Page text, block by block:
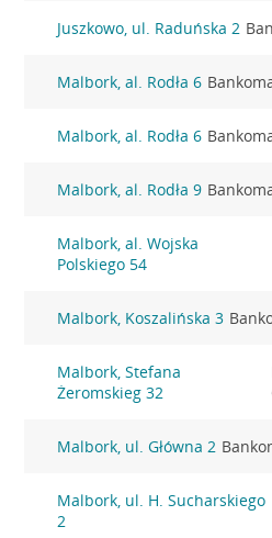
Juszkowo, ul. Raduńska 2
Malbork, al. Rodła 6
Malbork, al. Rodła 6
Malbork, al. Rodła 9
Malbork, al. Wojska
Polskiego 54
Malbork, Koszalińska 3
Malbork, Stefana
Żeromskieg 32
Malbork, ul. Główna 2
Malbork, ul. H. Sucharskiego
2